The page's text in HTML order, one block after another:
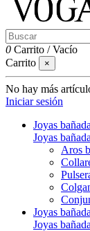
0 Carrito /Vacío
Carrito
×
No hay más
Iniciar sesión
Joyas
Joyas
Aros
Joyas
Joyas